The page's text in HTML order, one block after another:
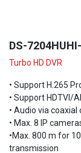
• Support HDTVI/
• Audio via coaxial
• Max. 8 IP
•Max. 800 m for
transmission